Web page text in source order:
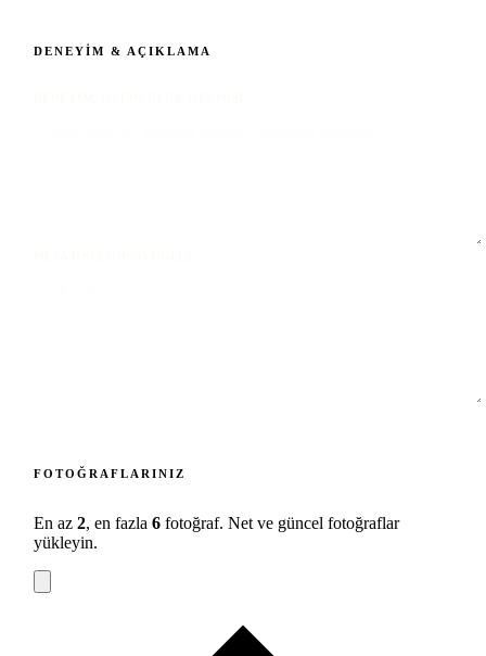
DENEYIM & AÇIKLAMA
FOTOĞRAFLARINIZ
En az 2, en fazla 6 fotoğraf. Net ve güncel fotoğraflar
yükleyin.